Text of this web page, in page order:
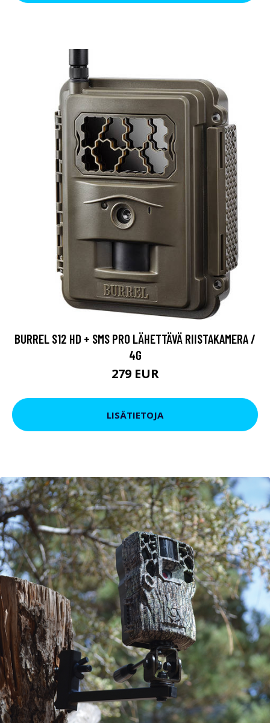
BURREL S12 HD + SMS PRO LÄHETTÄVÄ RIISTAKAMERA /
4G
279 EUR
LISÄTIETOJA